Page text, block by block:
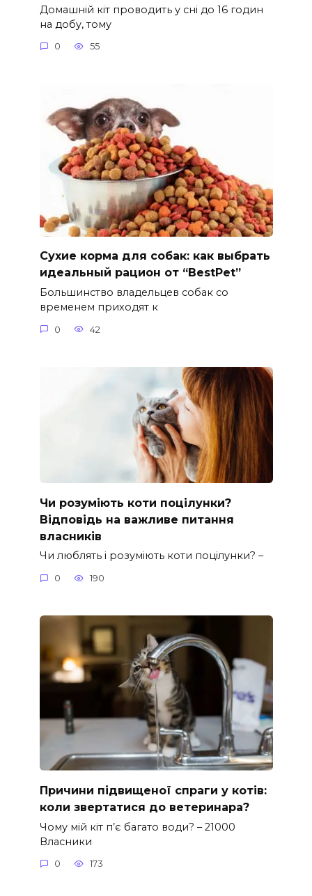
Домашній кіт проводить у сні до 16 годин
на добу, тому
0 55
Сухие корма для собак: как выбрать
идеальный рацион от “BestPet”
Большинство владельцев собак со
временем приходят к
0 42
Чи розуміють коти поцілунки?
Відповідь на важливе питання
власників
Чи люблять і розуміють коти поцілунки? –
0 190
Причини підвищеної спраги у котів:
коли звертатися до ветеринара?
Чому мій кіт п’є багато води? – 21000
Власники
0 173